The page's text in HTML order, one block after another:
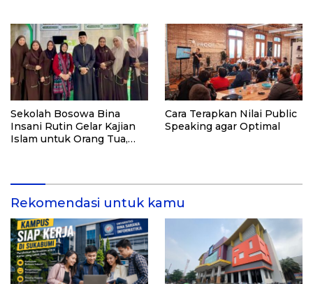
Sekolah Bosowa Bina
Insani Rutin Gelar Kajian
Islam untuk Orang Tua,
Cara Terapkan Nilai Public
Speaking agar Optimal
Rekomendasi untuk kamu